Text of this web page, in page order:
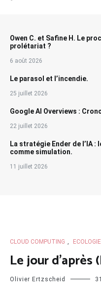
Owen C. et Safine H. Le
prolétariat ?
6 août 2026
Le parasol et l’incendie.
25 juillet 2026
Google AI Overviews :
22 juillet 2026
La stratégie Ender de l’IA
comme simulation.
11 juillet 2026
CLOUD COMPUTING
Le jour d’après
Olivier Ertzscheid